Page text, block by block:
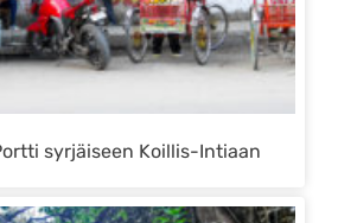
syrjäiseen Koillis-Intiaan